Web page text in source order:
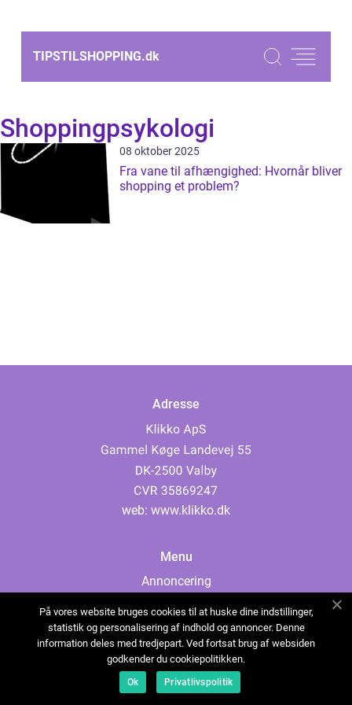
TIPSTILSHOPPING.dk
Shoppingpsykologi
08 oktober 2025
Fra vane til afhængighed: Hvornår bliver
shopping et problem?
Adresse
web: www.klikko.dk
Menu
Annoncering
Cookies
Kontakt os
Sitemap
På vores website bruges cookies til at huske dine indstillinger,
statistik og personalisering af indhold og annoncer. Denne
information deles med tredjepart. Ved fortsat brug af websiden
godkender du cookiepolitikken.
Ok Privatlivspolitik